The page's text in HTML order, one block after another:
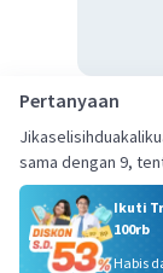
Pertanyaan
sama dengan 9,
Ikuti
100rb
Habis